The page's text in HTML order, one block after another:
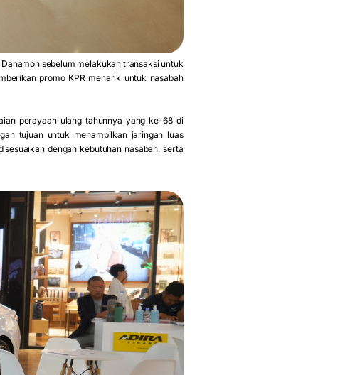
sebelum melakukan transaksi untuk
promo KPR menarik untuk nasabah
perayaan ulang tahunnya yang ke-68 di
tujuan untuk menampilkan jaringan luas
dengan kebutuhan nasabah, serta